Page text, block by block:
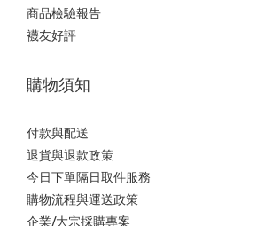
商品檢驗報告
襪友好評
購物須知
付款與配送
退貨與退款政策
今日下單隔日取件服務
購物流程與運送政策
企業/大宗採購專案